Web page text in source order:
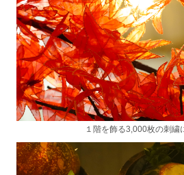
１階を飾る3,000枚の刺繍